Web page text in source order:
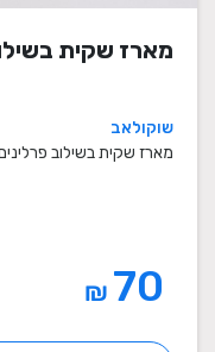
מארז שקית
שוקולאב
מארז שקית בשילוב
₪